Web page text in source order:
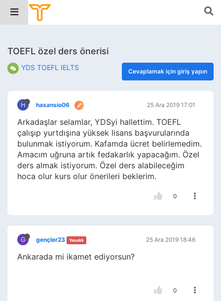
TOEFL özel ders önerisi
YDS TOEFL IELTS Cevaplamak için giriş yapın
H hasansio06 25 Ara 2019 17:01
Arkadaşlar selamlar, YDSyi hallettim. TOEFL
çalışıp yurtdışına yüksek lisans başvurularında
bulunmak istiyorum. Kafamda ücret belirlemedim.
Amacım uğruna artık fedakarlık yapacağım. Özel
ders almak istiyorum. Özel ders alabileceğim
hoca olur kurs olur önerileri beklerim.
0
G gençler23 Yasaklı 25 Ara 2019 18:46
Ankarada mi ikamet ediyorsun?
0